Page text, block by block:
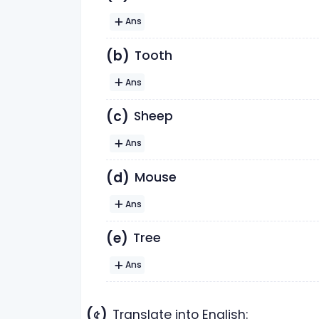
Ans
(b) Tooth
Ans
(c) Sheep
Ans
(d) Mouse
Ans
(e) Tree
Ans
(৫) Translate into English: